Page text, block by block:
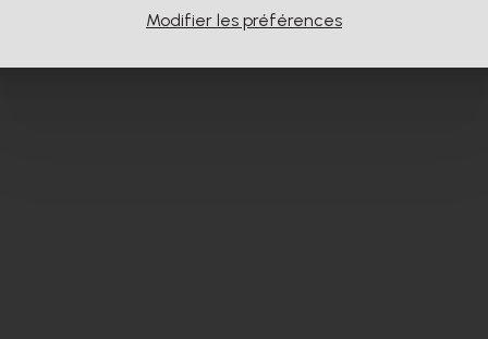
Modifier les préférences